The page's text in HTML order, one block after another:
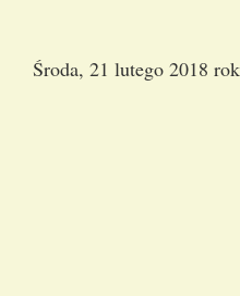
Środa, 21 lutego 2018